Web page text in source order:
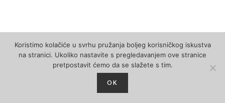
Koristimo kolačiće u svrhu pružanja boljeg korisničkog iskustva
na stranici. Ukoliko nastavite s pregledavanjem ove stranice
pretpostavit ćemo da se slažete s tim.
OK